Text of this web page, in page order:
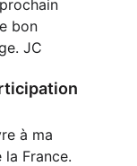
bon
JC
à ma
France.